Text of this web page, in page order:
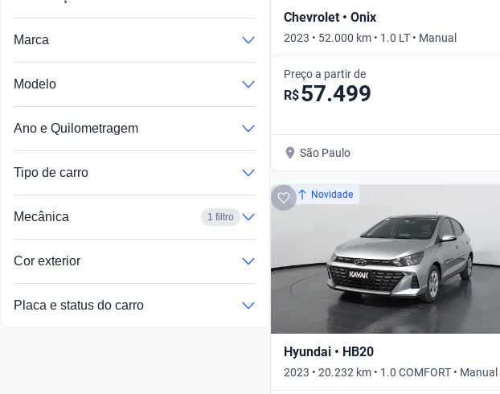
Marca
Modelo
Ano e Quilometragem
Tipo de carro
Mecânica 1 filtro
Cor exterior
Placa e status do carro
Chevrolet • Onix
2023 • 52.000 km • 1.0 LT • Manual
Preço a partir de
R$57.499
São Paulo
Novidade
Hyundai • HB20
2023 • 20.232 km • 1.0 COMFORT • Manual